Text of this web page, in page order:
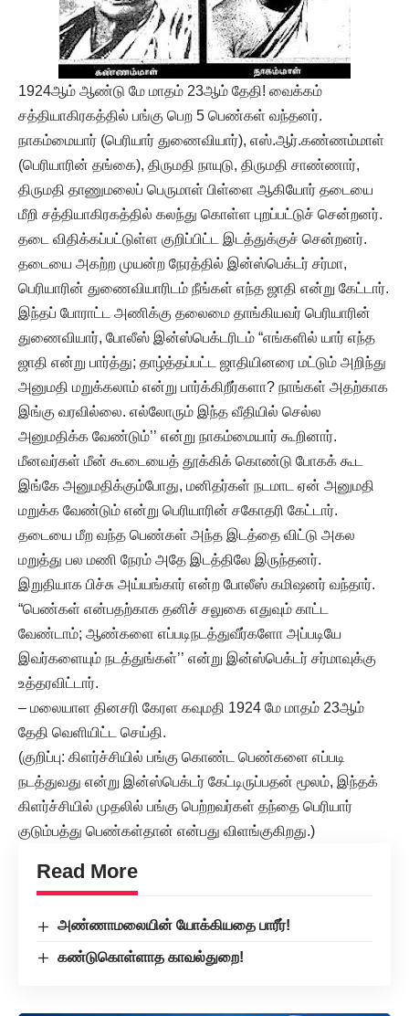
1924ஆம் ஆண்டு மே மாதம் 23ஆம் தேதி! வைக்கம்
சத்தியாகிரகத்தில் பங்கு பெற 5 பெண்கள் வந்தனர்.
நாகம்மையார் (பெரியார் துணைவியார்), எஸ்.ஆர்.கண்ணம்மாள்
(பெரியாரின் தங்கை), திருமதி நாயுடு, திருமதி சாண்ணார்,
திருமதி தாணுமலைப் பெருமாள் பிள்ளை ஆகியோர் தடையை
மீறி சத்தியாகிரகத்தில் கலந்து கொள்ள புறப்பட்டுச் சென்றனர்.
தடை விதிக்கப்பட்டுள்ள குறிப்பிட்ட இடத்துக்குச் சென்றனர்.
தடையை அகற்ற முயன்ற நேரத்தில் இன்ஸ்பெக்டர் சர்மா,
பெரியாரின் துணைவியாரிடம் நீங்கள் எந்த ஜாதி என்று கேட்டார்.
இந்தப் போராட்ட அணிக்கு தலைமை தாங்கியவர் பெரியாரின்
துணைவியார், போலீஸ் இன்ஸ்பெக்டரிடம் “எங்களில் யார் எந்த
ஜாதி என்று பார்த்து; தாழ்த்தப்பட்ட ஜாதியினரை மட்டும் அறிந்து
அனுமதி மறுக்கலாம் என்று பார்க்கிறீர்களா? நாங்கள் அதற்காக
இங்கு வரவில்லை. எல்லோரும் இந்த வீதியில் செல்ல
அனுமதிக்க வேண்டும்’’ என்று நாகம்மையார் கூறினார்.
மீனவர்கள் மீன் கூடையைத் தூக்கிக் கொண்டு போகக் கூட
இங்கே அனுமதிக்கும்போது, மனிதர்கள் நடமாட ஏன் அனுமதி
மறுக்க வேண்டும் என்று பெரியாரின் சகோதரி கேட்டார்.
தடையை மீற வந்த பெண்கள் அந்த இடத்தை விட்டு அகல
மறுத்து பல மணி நேரம் அதே இடத்திலே இருந்தனர்.
இறுதியாக பிச்சு அய்யங்கார் என்ற போலீஸ் கமிஷனர் வந்தார்.
“பெண்கள் என்பதற்காக தனிச் சலுகை எதுவும் காட்ட
வேண்டாம்; ஆண்களை எப்படிநடத்துவீர்களோ அப்படியே
இவர்களையும் நடத்துங்கள்’’ என்று இன்ஸ்பெக்டர் சர்மாவுக்கு
உத்தரவிட்டார்.
– மலையாள தினசரி கேரள கவுமதி 1924 மே மாதம் 23ஆம்
தேதி வெளியிட்ட செய்தி.
(குறிப்பு: கிளர்ச்சியில் பங்கு கொண்ட பெண்களை எப்படி
நடத்துவது என்று இன்ஸ்பெக்டர் கேட்டிருப்பதன் மூலம், இந்தக்
கிளர்ச்சியில் முதலில் பங்கு பெற்றவர்கள் தந்தை பெரியார்
குடும்பத்து பெண்கள்தான் என்பது விளங்குகிறது.)
Read More
அண்ணாமலையின் யோக்கியதை பாரீர்!
கண்டுகொள்ளாத காவல்துறை!